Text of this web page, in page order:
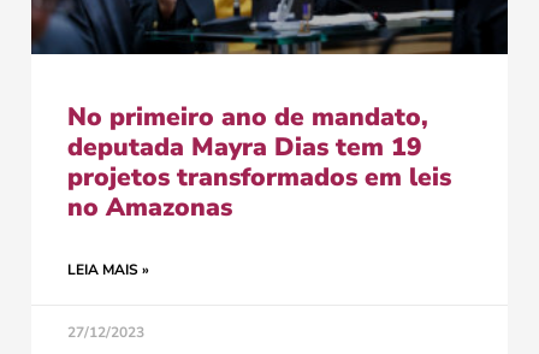
No primeiro ano de mandato,
deputada Mayra Dias tem 19
projetos transformados em leis
no Amazonas
LEIA MAIS »
27/12/2023